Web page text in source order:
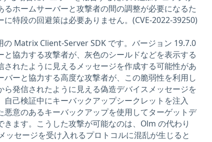
ホームサーバーと攻撃者の間の調整が必要になるた
特段の回避策は必要ありません。(CVE-2022-39250)
Matrix Client-Server SDK です。バージョン 19.7.0
協力する攻撃者が、灰色のシールドなどを表示する
れたように見えるメッセージを作成する可能性があ
ーと協力する高度な攻撃者が、この脆弱性を利用し
発信されたように見える偽造デバイスメッセージを
己検証中にキーバックアップシークレットを注入
意のあるキーバックアップを使用してターゲットデ
ます。こうした攻撃が可能なのは、Olm の代わり
セージを受け入れるプロトコルに混乱が生じると